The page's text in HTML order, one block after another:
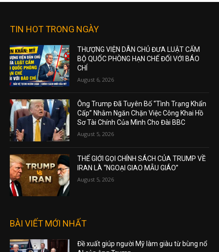
TIN HOT TRONG NGÀY
THƯỢNG VIỆN DÂN CHỦ ĐƯA LUẬT CẤM
BỘ QUỐC PHÒNG HẠN CHẾ ĐỐI VỚI BÁO
CHÍ
August 6, 2026
Ông Trump Đã Tuyên Bố “Tình Trạng Khẩn
Cấp” Nhằm Ngăn Chặn Việc Công Khai Hồ
Sơ Tài Chính Của Mình Cho Đài BBC
August 5, 2026
THẾ GIỚI GỌI CHÍNH SÁCH CỦA TRUMP VỀ
IRAN LÀ “NGOẠI GIAO MẪU GIÁO”
August 5, 2026
BÀI VIẾT MỚI NHẤT
Đề xuất giúp người Mỹ làm giàu từ bùng nổ